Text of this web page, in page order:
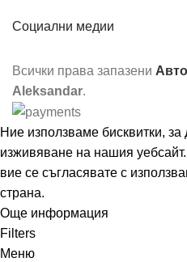
Социални медии
Всички права запазени
Aleksandar.
Ние използваме бисквитки,
изживяване на нашия
вие се съгласявате с
страна.
Още информация
Filters
Меню